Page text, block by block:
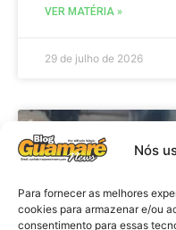
Nós
Para fornecer as melhores
cookies para armazenar e/ou
consentimento para essas
VER MATÉRIA »
29 de julho de 2026